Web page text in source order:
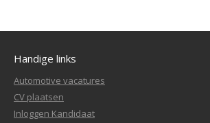
Handige links
Automotive vacatures
CV plaatsen
Inloggen Kandidaat